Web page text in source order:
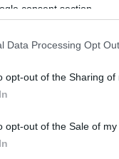
consent section.
Data Processing Opt
opt-out of the Sharing of
opt-out of the Sale of my
στη
- Ο πατέρας
για τον
η